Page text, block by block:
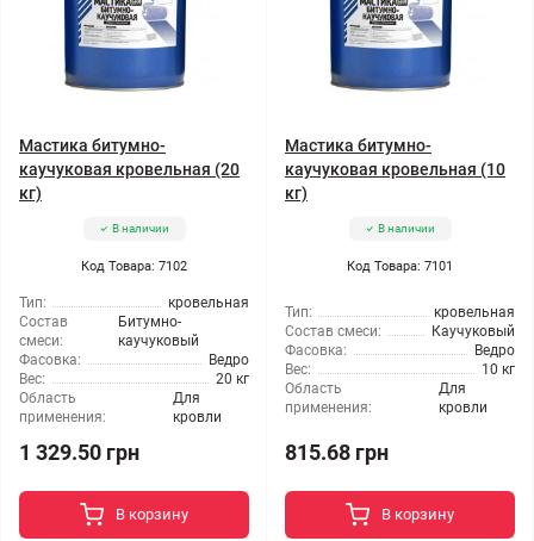
Мастика битумно-
каучуковая кровельная (20
кг)
В наличии
Код Товара: 7102
Тип:
кровельная
Состав
смеси:
Битумно-
каучуковый
Фасовка:
Ведро
Вес:
20 кг
Область
применения:
Для
кровли
1 329.50 грн
В корзину
Мастика битумно-
каучуковая кровельная (10
кг)
В наличии
Код Товара: 7101
Тип:
кровельная
Состав смеси:
Каучуковый
Фасовка:
Ведро
Вес:
10 кг
Область
применения:
Для
кровли
815.68 грн
В корзину